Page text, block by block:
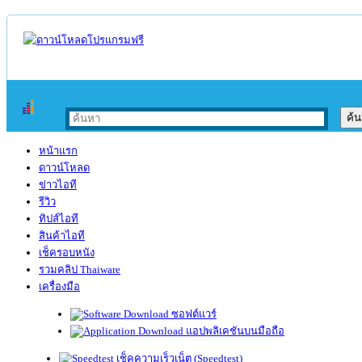
หน้าแรก
ดาวน์โหลด
ข่าวไอที
รีวิว
ทิปส์ไอที
สินค้าไอที
เช็ครอบหนัง
รวมคลิป Thaiware
เครื่องมือ
ซอฟต์แวร์
แอปพลิเคชันบนมือถือ
เช็คความเร็วเน็ต (Speedtest)